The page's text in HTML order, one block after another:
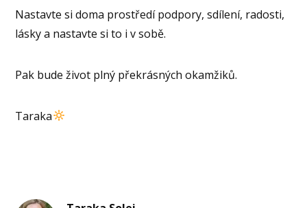
Nastavte si doma prostředí podpory, sdílení, radosti,
lásky a nastavte si to i v sobě.
Pak bude život plný překrásných okamžiků.
Taraka